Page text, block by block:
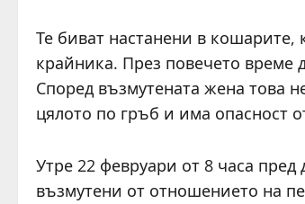
Те биват настанени в
крайника. През повечето време
Според възмутената жена това
цялото по гръб и има опасност
Утре 22 февруари от 8 часа
възмутени от отношението на